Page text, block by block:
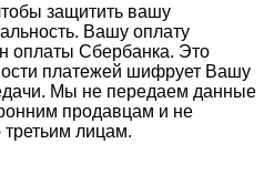
защитить вашу
Вашу оплату
оплаты Сбербанка. Это
платежей шифрует Вашу
Мы не передаем данные
продавцам и не
лицам.